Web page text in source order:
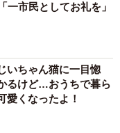
像提供：ハピネス）
年に30件程度あると
のアンケートには
丁寧に扱ってくれ
市民としてお礼を」
いちゃん猫に一目惚
るけど…おうちで暮ら
愛くなったよ！